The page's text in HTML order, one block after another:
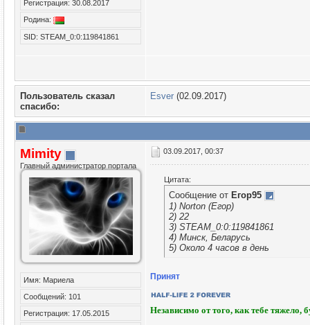
Регистрация: 30.08.2017
Родина:
SID: STEAM_0:0:119841861
Пользователь сказал
cпасибо:
Esver (02.09.2017)
Mimity
Главный администратор портала
Имя: Мариела
Сообщений: 101
Регистрация: 17.05.2015
03.09.2017, 00:37
Цитата:
Сообщение от Егор95
1) Norton (Егор)
2) 22
3) STEAM_0:0:119841861
4) Минск, Беларусь
5) Около 4 часов в день
Принят
Независимо от того, как тебе тяжело,